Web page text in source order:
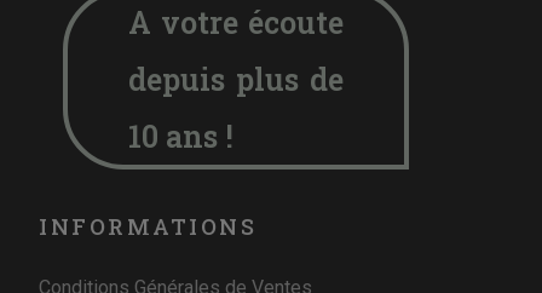
A votre écoute
depuis plus de
10 ans !
INFORMATIONS
Conditions Générales de Ventes